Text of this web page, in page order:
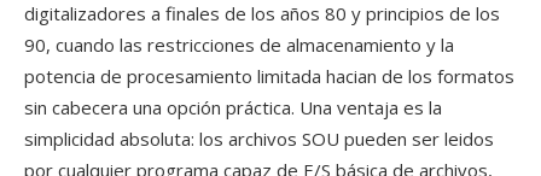
digitalizadores a finales de los años 80 y principios de los
90, cuando las restricciones de almacenamiento y la
potencia de procesamiento limitada hacian de los formatos
sin cabecera una opción práctica. Una ventaja es la
simplicidad absoluta: los archivos SOU pueden ser leidos
por cualquier programa capaz de E/S básica de archivos,